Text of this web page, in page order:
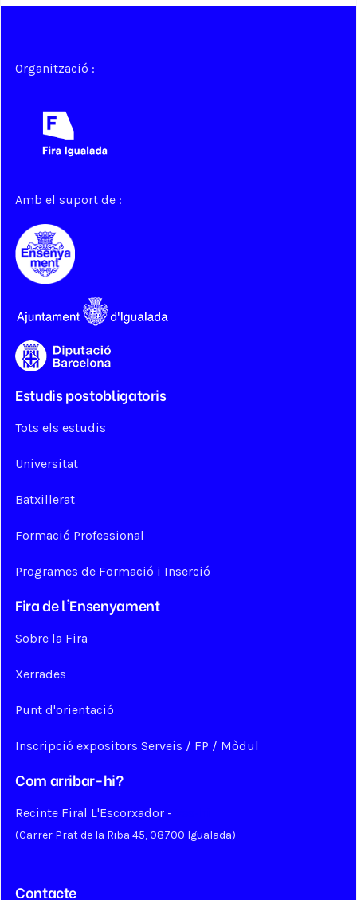
Organització :
Amb el suport de :
Estudis postobligatoris
Tots els estudis
Universitat
Batxillerat
Formació Professional
Programes de Formació i Inserció
Fira de l'Ensenyament
Sobre la Fira
Xerrades
Punt d'orientació
Inscripció expositors Serveis / FP / Mòdul
Com arribar-hi?
Recinte Firal L'Escorxador -
(Carrer Prat de la Riba 45, 08700 Igualada)
Contacte